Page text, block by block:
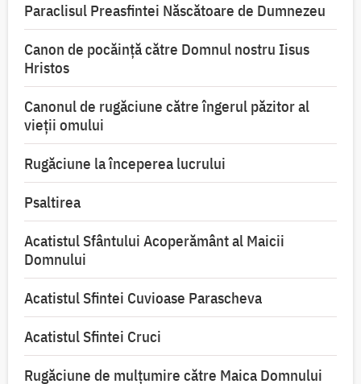
Paraclisul Preasfintei Născătoare de Dumnezeu
Canon de pocăință către Domnul nostru Iisus
Hristos
Canonul de rugăciune către îngerul păzitor al
vieții omului
Rugăciune la începerea lucrului
Psaltirea
Acatistul Sfântului Acoperământ al Maicii
Domnului
Acatistul Sfintei Cuvioase Parascheva
Acatistul Sfintei Cruci
Rugăciune de mulţumire către Maica Domnului